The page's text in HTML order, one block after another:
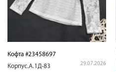
Кофта #23458697
Корпус.А.1Д-83
29.07.2026